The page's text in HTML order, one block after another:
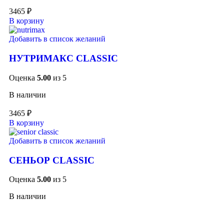
3465 ₽
В корзину
Добавить в список желаний
НУТРИМАКС CLASSIC
Оценка 5.00 из 5
В наличии
3465 ₽
В корзину
Добавить в список желаний
СЕНЬОР CLASSIC
Оценка 5.00 из 5
В наличии